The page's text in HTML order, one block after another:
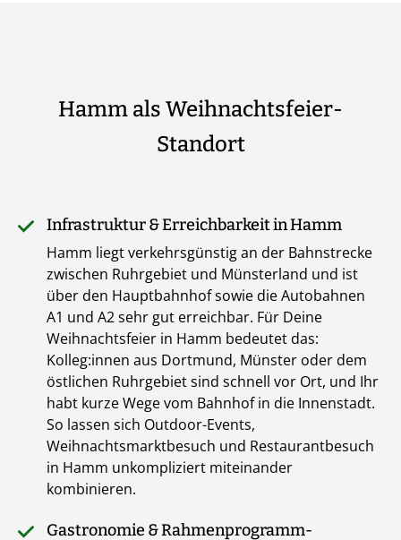
Hamm als Weihnachtsfeier-
Standort
Infrastruktur & Erreichbarkeit in Hamm
Hamm liegt verkehrsgünstig an der Bahnstrecke
zwischen Ruhrgebiet und Münsterland und ist
über den Hauptbahnhof sowie die Autobahnen
A1 und A2 sehr gut erreichbar. Für Deine
Weihnachtsfeier in Hamm bedeutet das:
Kolleg:innen aus Dortmund, Münster oder dem
östlichen Ruhrgebiet sind schnell vor Ort, und Ihr
habt kurze Wege vom Bahnhof in die Innenstadt.
So lassen sich Outdoor-Events,
Weihnachtsmarktbesuch und Restaurantbesuch
in Hamm unkompliziert miteinander
kombinieren.
Gastronomie & Rahmenprogramm-